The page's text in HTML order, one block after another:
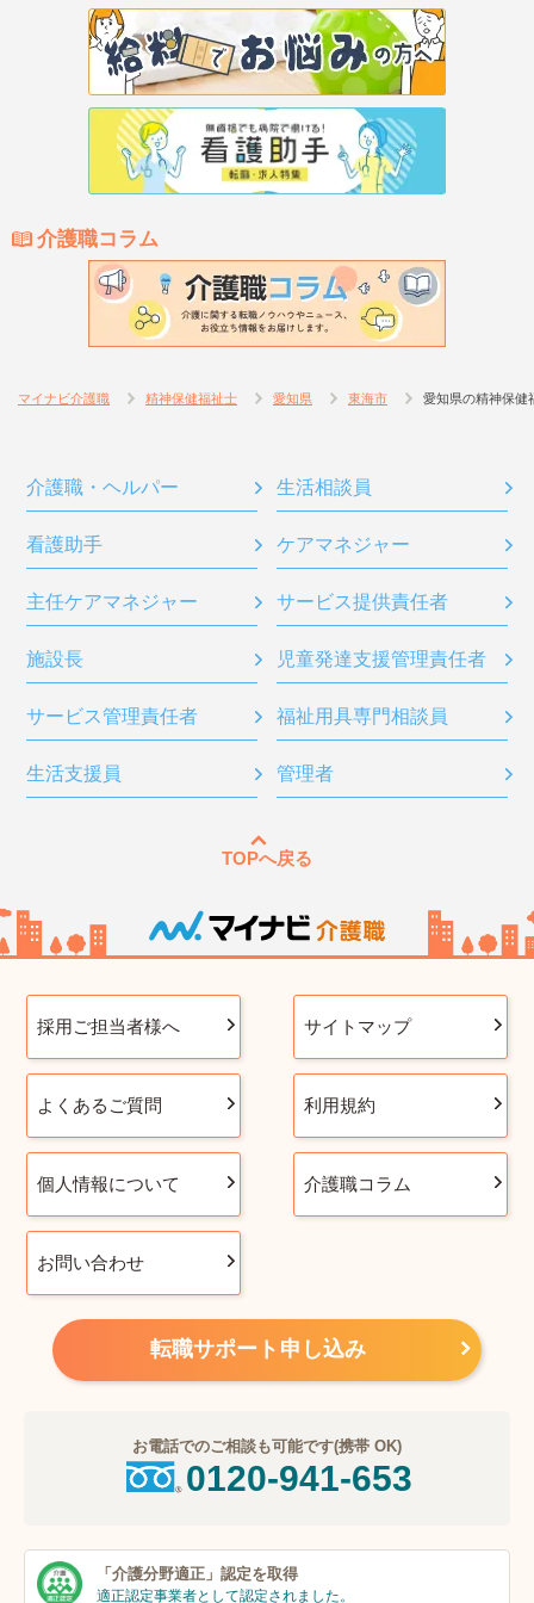
介護職コラム
マイナビ介護職 精神保健福祉士 愛知県 東海市 愛知県の精神保健
介護職・ヘルパー 生活相談員
看護助手 ケアマネジャー
主任ケアマネジャー サービス提供責任者
施設長 児童発達支援管理責任者
サービス管理責任者 福祉用具専門相談員
生活支援員 管理者
TOPへ戻る
採用ご担当者様へ サイトマップ
よくあるご質問 利用規約
個人情報について 介護職コラム
お問い合わせ
転職サポート申し込み
お電話でのご相談も可能です(携帯 OK)
0120-941-653
「介護分野適正」 認定を取得
適正認定事業者として認定されました。